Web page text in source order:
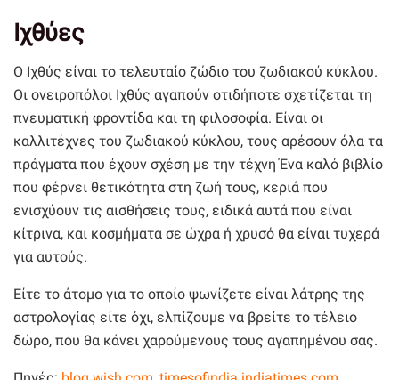
Ιχθύες
Ο Ιχθύς είναι το τελευταίο ζώδιο του ζωδιακού κύκλου.
Οι ονειροπόλοι Ιχθύς αγαπούν οτιδήποτε σχετίζεται τη
πνευματική φροντίδα και τη φιλοσοφία. Είναι οι
καλλιτέχνες του ζωδιακού κύκλου, τους αρέσουν όλα τα
πράγματα που έχουν σχέση με την τέχνη Ένα καλό βιβλίο
που φέρνει θετικότητα στη ζωή τους, κεριά που
ενισχύουν τις αισθήσεις τους, ειδικά αυτά που είναι
κίτρινα, και κοσμήματα σε ώχρα ή χρυσό θα είναι τυχερά
για αυτούς.
Είτε το άτομο για το οποίο ψωνίζετε είναι λάτρης της
αστρολογίας είτε όχι, ελπίζουμε να βρείτε το τέλειο
δώρο, που θα κάνει χαρούμενους τους αγαπημένου σας.